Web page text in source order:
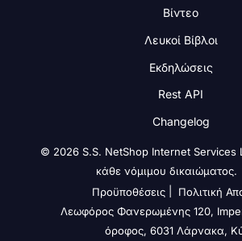
Βίντεο
Λευκοί Βίβλοι
Εκδηλώσεις
Rest API
Changelog
© 2026 S.S. NetShop Internet Services
κάθε νόμιμου δικαιώματος.
Προϋποθέσεις
Πολιτική
Λεωφόρος Φανερωμένης 120,
όροφος, 6031 Λάρνακα,